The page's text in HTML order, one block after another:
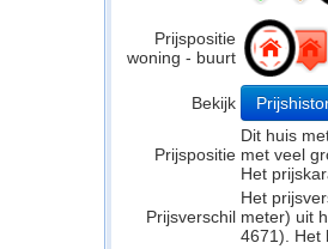
Prijspositie
woning - buurt
Bekijk
Prijspositie
Dit huis
met veel
Het
Prijsverschil
Het
meter) uit
4671). Het